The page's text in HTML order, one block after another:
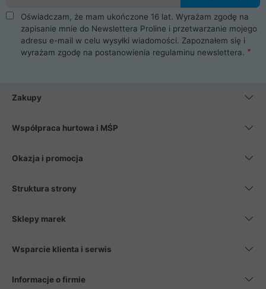
Oświadczam, że mam ukończone 16 lat. Wyrażam zgodę na
zapisanie mnie do Newslettera Proline i przetwarzanie mojego
adresu e-mail w celu wysyłki wiadomości. Zapoznałem się i
wyrażam zgodę na postanowienia regulaminu newslettera.
Zakupy
Współpraca hurtowa i MŚP
Okazja i promocja
Struktura strony
Sklepy marek
Wsparcie klienta i serwis
Informacje o firmie